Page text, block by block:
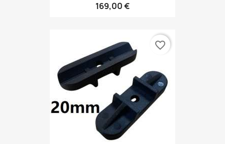
169,00 €
favorite_border